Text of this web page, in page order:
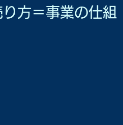
方＝事業の仕組